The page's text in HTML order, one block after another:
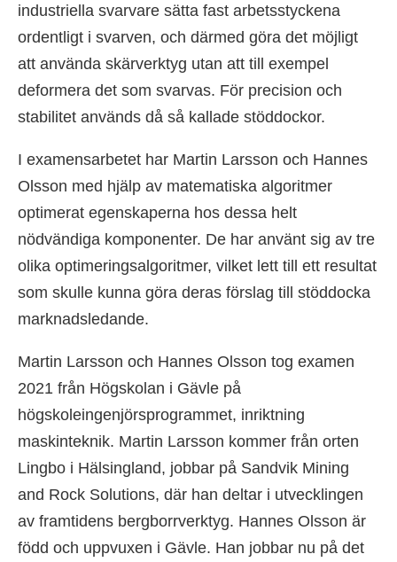
industriella svarvare sätta fast arbetsstyckena
ordentligt i svarven, och därmed göra det möjligt
att använda skärverktyg utan att till exempel
deformera det som svarvas. För precision och
stabilitet används då så kallade stöddockor.
I examensarbetet har Martin Larsson och Hannes
Olsson med hjälp av matematiska algoritmer
optimerat egenskaperna hos dessa helt
nödvändiga komponenter. De har använt sig av tre
olika optimeringsalgoritmer, vilket lett till ett resultat
som skulle kunna göra deras förslag till stöddocka
marknadsledande.
Martin Larsson och Hannes Olsson tog examen
2021 från Högskolan i Gävle på
högskoleingenjörsprogrammet, inriktning
maskinteknik. Martin Larsson kommer från orten
Lingbo i Hälsingland, jobbar på Sandvik Mining
and Rock Solutions, där han deltar i utvecklingen
av framtidens bergborrverktyg. Hannes Olsson är
född och uppvuxen i Gävle. Han jobbar nu på det